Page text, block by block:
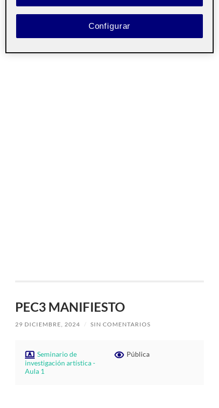
PEC3 MANIFIESTO
29 DICIEMBRE, 2024 / SIN COMENTARIOS
Seminario de
investigación artística -
Aula 1
Pública
Configurar